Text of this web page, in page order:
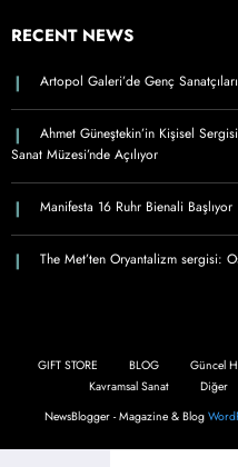
RECENT NEWS
Artopol Galeri’de Genç
Ahmet Güneştekin’in Kişisel
Sanat Müzesi’nde Açılıyor
Manifesta 16 Ruhr Bienali Başlıyor
The Met’ten Oryantalizm sergisi:
GIFT STORE BLOG Güncel
Kavramsal Sanat
Diğer
NewsBlogger - Magazine & Blog